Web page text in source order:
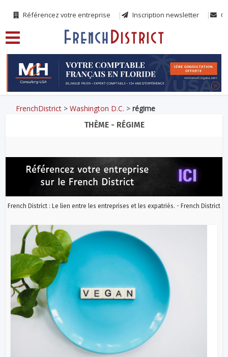
Référencez votre entreprise Inscription newsletter
FrenchDistrict >Washington D.C. >régime
THÈME - RÉGIME
French District : Le lien entre les entreprises et les expatriés. - French District